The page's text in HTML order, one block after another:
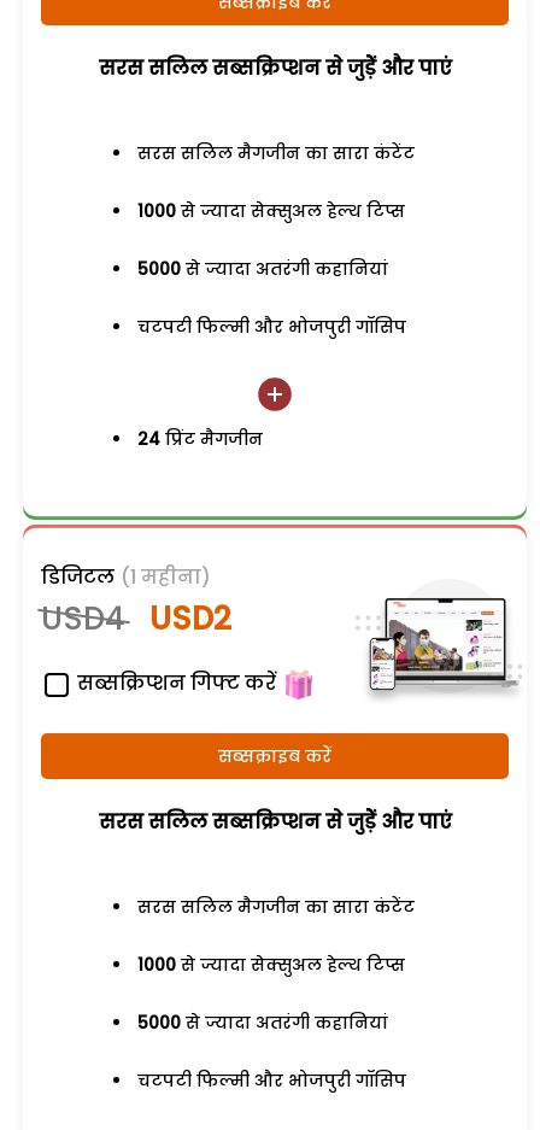
सरस सलिल सब्सक्रिप्शन से जुड़ेें और पाएं
सरस सलिल मैगजीन का सारा कंटेंट
1000 से ज्यादा सेक्सुअल हेल्थ टिप्स
5000 से ज्यादा अतरंगी कहानियां
चटपटी फिल्मी और भोजपुरी गॉसिप
24 प्रिंट मैगजीन
डिजिटल (1 महीना)
USD4 USD2
सब्सक्रिप्शन गिफ्ट करें
सब्सक्राइब करें
सरस सलिल सब्सक्रिप्शन से जुड़ेें और पाएं
सरस सलिल मैगजीन का सारा कंटेंट
1000 से ज्यादा सेक्सुअल हेल्थ टिप्स
5000 से ज्यादा अतरंगी कहानियां
चटपटी फिल्मी और भोजपुरी गॉसिप